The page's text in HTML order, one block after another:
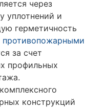
через
уплотнений и
герметичность
противопожарными
за счет
профильных
конструкций